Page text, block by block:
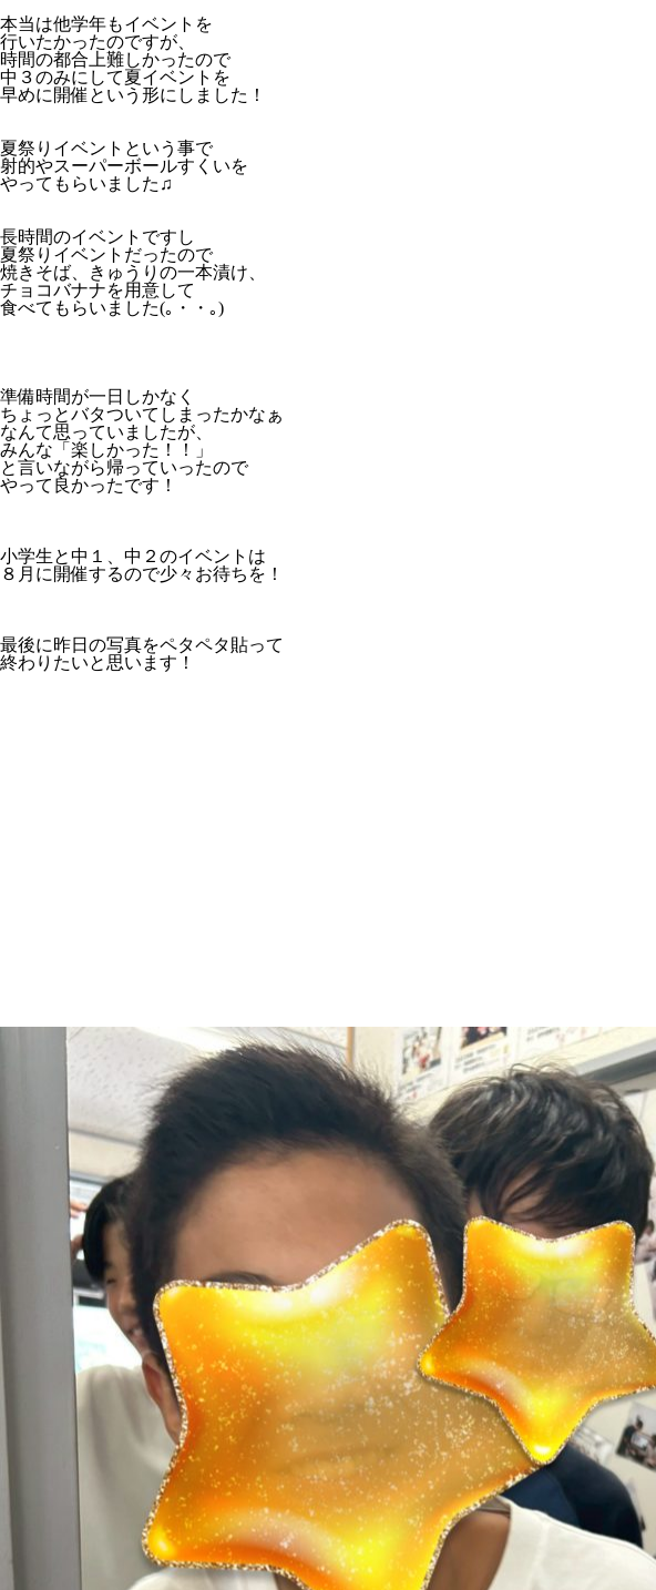
本当は他学年もイベントを
行いたかったのですが、
時間の都合上難しかったので
中３のみにして夏イベントを
早めに開催という形にしました！
夏祭りイベントという事で
射的やスーパーボールすくいを
やってもらいました♫
長時間のイベントですし
夏祭りイベントだったので
焼きそば、きゅうりの一本漬け、
チョコバナナを用意して
食べてもらいました(｡・・｡)
準備時間が一日しかなく
ちょっとバタついてしまったかなぁ
なんて思っていましたが、
みんな「楽しかった！！」
と言いながら帰っていったので
やって良かったです！
小学生と中１、中２のイベントは
８月に開催するので少々お待ちを！
最後に昨日の写真をペタペタ貼って
終わりたいと思います！